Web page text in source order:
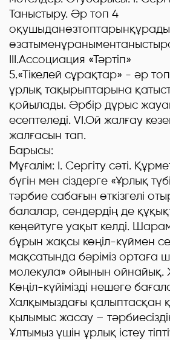
Таныстыру. Әр топ 4
ІІІ.Ассоциация «Тәртіп»
5.«Тікелей сұрақтар» - әр
ұрлық тақырыптарына
қойылады. Әрбір дұрыс
есептеледі. VІ.Ой жалғау
жалғасын тап.
Барысы:
Мұғалім: І. Сергіту сәті.
бүгін мен сіздерге «Ұрлық
тәрбие сабағын өткізгелі
балалар, сендердің де
кеңейтуге уақыт келді.
бұрын жақсы көңіл-күймен
мақсатында бәріміз ортаға
молекула» ойынын ойнайық.
Көңіл-күйімізді нешеге
Халқымыздағы қалыптасқан
қылымыс жасау –
Ұлтымыз үшін ұрлық істеу